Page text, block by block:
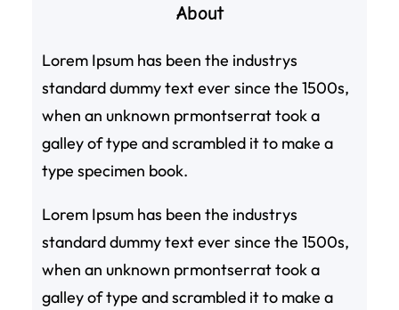
About
Lorem Ipsum has been the industrys
standard dummy text ever since the 1500s,
when an unknown prmontserrat took a
galley of type and scrambled it to make a
type specimen book.
Lorem Ipsum has been the industrys
standard dummy text ever since the 1500s,
when an unknown prmontserrat took a
galley of type and scrambled it to make a